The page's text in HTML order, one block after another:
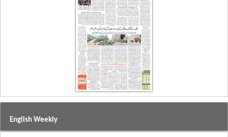
English Weekly